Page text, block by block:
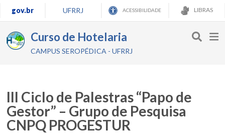
gov.br UFRRJ ACESSIBILIDADE LIBRAS
Curso de Hotelaria
CAMPUS SEROPÉDICA - UFRRJ
III Ciclo de Palestras “Papo de
Gestor” – Grupo de Pesquisa
CNPQ PROGESTUR